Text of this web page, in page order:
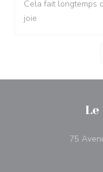
Cela fait longtemps
joie
75